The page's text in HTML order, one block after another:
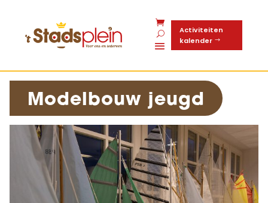
Activiteiten
kalender
Modelbouw jeugd